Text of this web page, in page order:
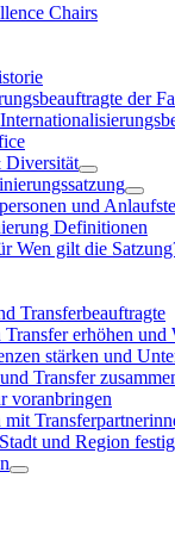
Chairs
der
und
Definitionen
Wen gilt die
Transferbeauftragte
erhöhen
stärken und
Transfer
voranbringen
und Region